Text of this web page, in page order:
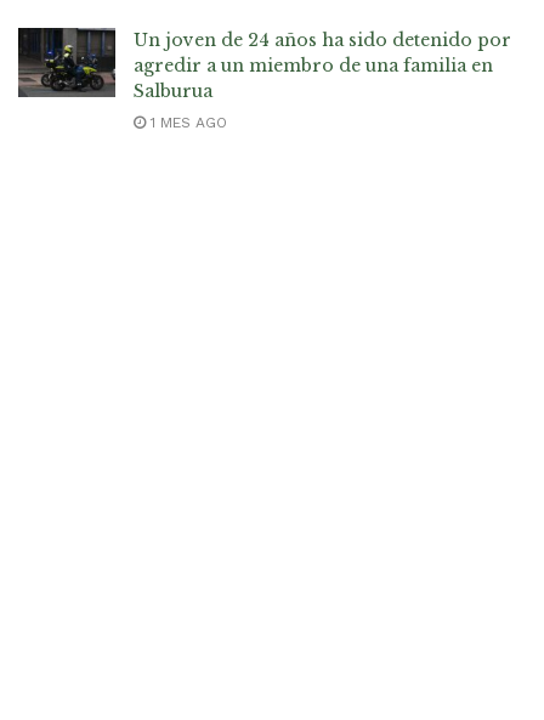
Un joven de 24 años ha sido detenido por
agredir a un miembro de una familia en
Salburua
1 MES AGO